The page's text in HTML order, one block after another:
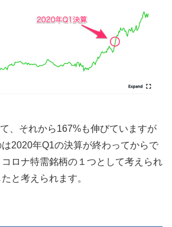
、それから167%も伸びていますが
2020年Q1の決算が終わってからで
ロナ特需銘柄の１つとして考えられ
と考えられます。